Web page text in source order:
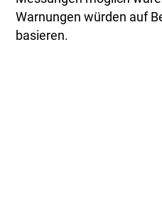
Warnungen würden auf
basieren.